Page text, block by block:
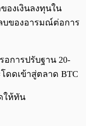
องเงินลงทุนใน
บของอารมณ์ต่อการ
อการปรับฐาน 20-
ดดเข้าสู่ตลาด BTC
ให้ทัน